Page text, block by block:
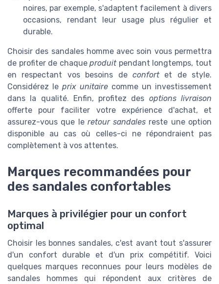
noires, par exemple, s'adaptent facilement à divers
occasions, rendant leur usage plus régulier et
durable.
Choisir des sandales homme avec soin vous permettra
de profiter de chaqueproduitpendant longtemps, tout
en respectant vos besoins de confortet de style.
Considérez le prix unitaire comme un investissement
dans la qualité. Enfin, profitez des options livraison
offerte pour faciliter votre expérience d'achat, et
assurez-vous que le retour sandales reste une option
disponible au cas où celles-ci ne répondraient pas
complètement à vos attentes.
Marques recommandées pour
des sandales confortables
Marques à privilégier pour un confort
optimal
Choisir les bonnes sandales, c'est avant tout s'assurer
d'un confort durable et d'un prix compétitif. Voici
quelques marques reconnues pour leurs modèles de
sandales hommes qui répondent aux critères de